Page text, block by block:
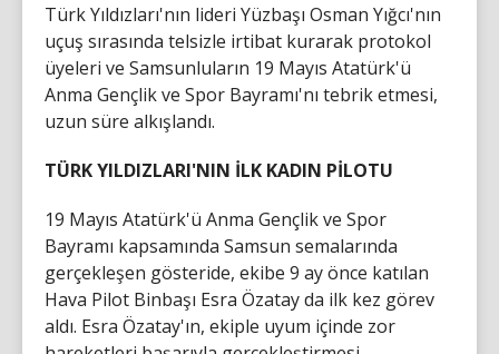
Türk Yıldızları'nın lideri Yüzbaşı Osman Yığcı'nın
uçuş sırasında telsizle irtibat kurarak protokol
üyeleri ve Samsunluların 19 Mayıs Atatürk'ü
Anma Gençlik ve Spor Bayramı'nı tebrik etmesi,
uzun süre alkışlandı.
TÜRK YILDIZLARI'NIN İLK KADIN PİLOTU
19 Mayıs Atatürk'ü Anma Gençlik ve Spor
Bayramı kapsamında Samsun semalarında
gerçekleşen gösteride, ekibe 9 ay önce katılan
Hava Pilot Binbaşı Esra Özatay da ilk kez görev
aldı. Esra Özatay'ın, ekiple uyum içinde zor